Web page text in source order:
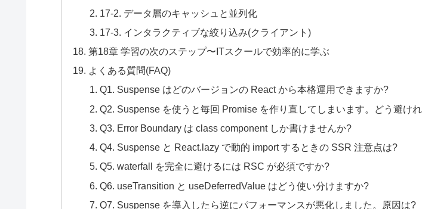
17-2. データ層のキャッシュと並列化
17-3. インタラクティブな絞り込み(クライアント)
第18章 学習の次のステップ〜ITスクールで効率的に学ぶ
よくある質問(FAQ)
Q1. Suspense はどのバージョンの React から本格運用できますか?
Q2. Suspense を使うと毎回 Promise を作り直してしまいます。どう避け
Q3. Error Boundary は class component しか書けませんか?
Q4. Suspense と React.lazy で動的 import するときの SSR 注意点は?
Q5. waterfall を完全に避けるには RSC が必須ですか?
Q6. useTransition と useDeferredValue はどう使い分けますか?
Q7. Suspense を導入したら逆にパフォーマンスが悪化しました。原因は?